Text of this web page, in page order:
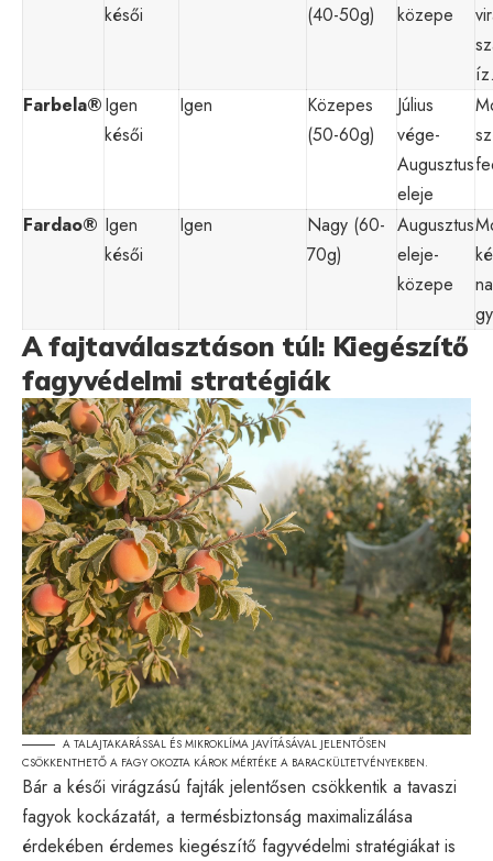
késői
(40-50g)
közepe
Farbela®Igen
késői
Igen
Közepes
(50-60g)
Július
vége-
Augusztus
eleje
Fardao® Igen
késői
Igen
Nagy (60-
70g)
Augusztus
eleje-
közepe
A fajtaválasztáson túl: Kiegészítő
fagyvédelmi stratégiák
A TALAJTAKARÁSSAL ÉS MIKROKLÍMA JAVÍTÁSÁVAL JELENTŐSEN
CSÖKKENTHETŐ A FAGY OKOZTA KÁROK MÉRTÉKE A BARACKÜLTETVÉNYEKBEN.
Bár a késői virágzású fajták jelentősen csökkentik a tavaszi
fagyok kockázatát, a termésbiztonság maximalizálása
érdekében érdemes kiegészítő fagyvédelmi stratégiákat is